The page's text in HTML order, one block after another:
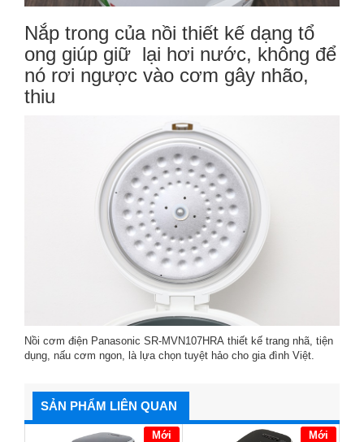
Nắp trong của nồi thiết kế dạng tổ
ong giúp giữ lại hơi nước, không để
nó rơi ngược vào cơm gây nhão,
thiu
Nồi cơm điện Panasonic SR-MVN107HRA thiết kế trang nhã, tiện
dụng, nấu cơm ngon, là lựa chọn tuyệt hảo cho gia đình Việt.
SẢN PHẨM LIÊN QUAN
Mới Mới